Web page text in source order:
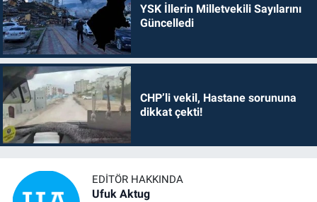
YSK İllerin Milletvekili Sayılarını
Güncelledi
CHP’li vekil, Hastane sorununa
dikkat çekti!
EDITÖR HAKKINDA
Ufuk Aktug